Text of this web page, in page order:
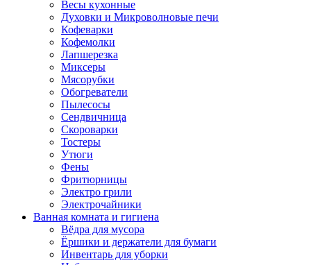
Весы кухонные
Духовки и Микроволновые печи
Кофеварки
Кофемолки
Лапшерезка
Миксеры
Мясорубки
Обогреватели
Пылесосы
Сендвичница
Скороварки
Тостеры
Утюги
Фены
Фритюрницы
Электро грили
Электрочайники
Ванная комната и гигиена
Вёдра для мусора
Ёршики и держатели для бумаги
Инвентарь для уборки